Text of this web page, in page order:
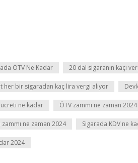
ÖTV Ne Kadar 20 dal sigaranın kaçı
her bir sigaradan kaç lira vergi alıyor
ücreti ne kadar ÖTV zammı ne zaman 2024
zammı ne zaman 2024 Sigarada KDV ne
2024